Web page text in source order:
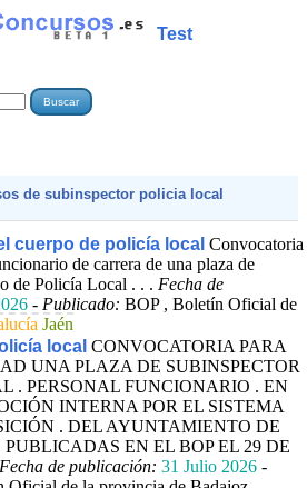
Test
de subinspector policia local
cuerpo de policía local Convocatoria
de carrera de una plaza de
de Policía Local . . . Fecha de
- Publicado: BOP , Boletín Oficial de
Jaén
local CONVOCATORIA PARA
UNA PLAZA DE SUBINSPECTOR
. PERSONAL FUNCIONARIO . EN
INTERNA POR EL SISTEMA
. DEL AYUNTAMIENTO DE
EN EL BOP EL 29 DE
Fecha de publicación: 31 Julio 2026 -